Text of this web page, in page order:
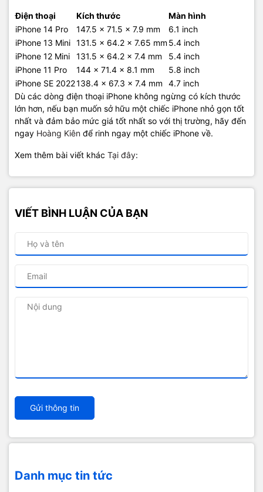
Điện thoại Kích thước
Màn hình
iPhone 14 Pro
147.5 x 71.5 x 7.9 mm
6.1 inch
iPhone 13 Mini 131.5 x 64.2 x 7.65 mm 5.4 inch
iPhone 12 Mini
131.5 x 64.2 x 7.4 mm
5.4 inch
iPhone 11 Pro
144 x 71.4 x 8.1 mm
5.8 inch
iPhone SE 2022138.4 x 67.3 x 7.4 mm
4.7 inch
Dù các dòng điện thoại iPhone không ngừng có kích thước
lớn hơn, nếu bạn muốn sở hữu một chiếc iPhone nhỏ gọn tốt
nhất và đảm bảo mức giá tốt nhất so với thị trường, hãy đến
ngay Hoàng Kiên để rinh ngay một chiếc iPhone về.
Xem thêm bài viết khác Tại đây:
VIẾT BÌNH LUẬN CỦA BẠN
Gửi thông tin
Danh mục tin tức